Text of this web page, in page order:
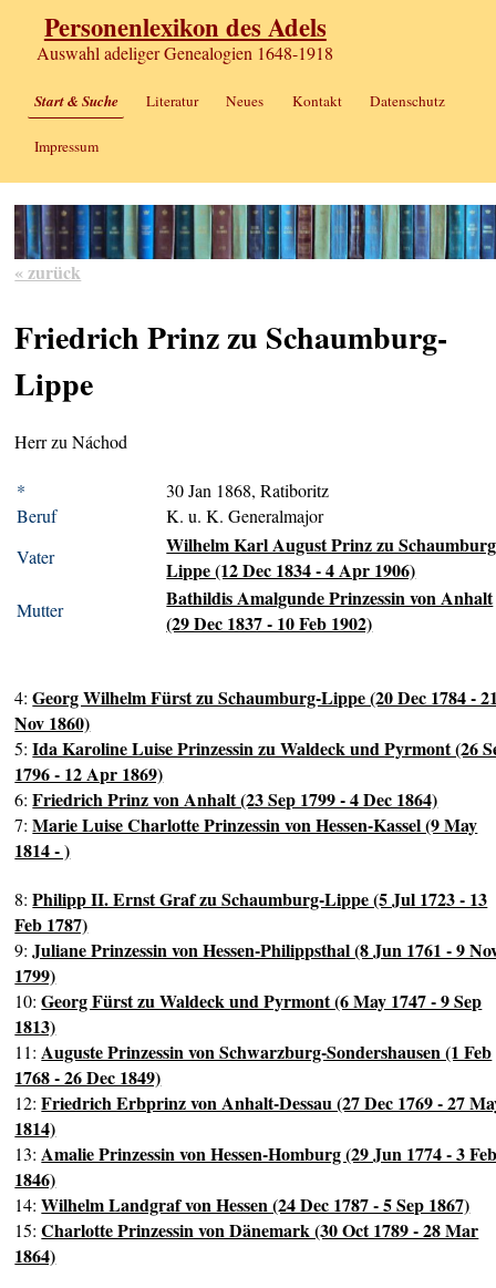
Personenlexikon des Adels
Auswahl adeliger Genealogien 1648-1918
Start & Suche Literatur Neues Kontakt Datenschutz
Impressum
« zurück
Friedrich Prinz zu Schaumburg-
Lippe
Herr zu Náchod
*
30 Jan 1868, Ratiboritz
Beruf
K. u. K. Generalmajor
Vater
Wilhelm Karl August Prinz zu
Lippe (12 Dec 1834 - 4 Apr 1906)
Mutter
Bathildis Amalgunde Prinzessin von Anhalt
(29 Dec 1837 - 10 Feb 1902)
4:Georg Wilhelm Fürst zu Schaumburg-Lippe (20 Dec 1784 -
Nov 1860)
5:Ida Karoline Luise Prinzessin zu Waldeck und Pyrmont (26
1796 - 12 Apr 1869)
6:Friedrich Prinz von Anhalt (23 Sep 1799 - 4 Dec 1864)
7:Marie Luise Charlotte Prinzessin von Hessen-Kassel (9 May
1814 - )
8:Philipp II. Ernst Graf zu Schaumburg-Lippe (5 Jul 1723 - 13
Feb 1787)
9:Juliane Prinzessin von Hessen-Philippsthal (8 Jun 1761 - 9
1799)
10:Georg Fürst zu Waldeck und Pyrmont (6 May 1747 - 9 Sep
1813)
11:Auguste Prinzessin von Schwarzburg-Sondershausen (1 Feb
1768 - 26 Dec 1849)
12:Friedrich Erbprinz von Anhalt-Dessau (27 Dec 1769 - 27
1814)
13:Amalie Prinzessin von Hessen-Homburg (29 Jun 1774 - 3
1846)
14:Wilhelm Landgraf von Hessen (24 Dec 1787 - 5 Sep 1867)
15:Charlotte Prinzessin von Dänemark (30 Oct 1789 - 28 Mar
1864)